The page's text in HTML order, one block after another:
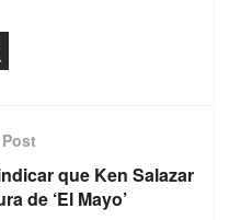
que Ken Salazar
de ‘El Mayo’